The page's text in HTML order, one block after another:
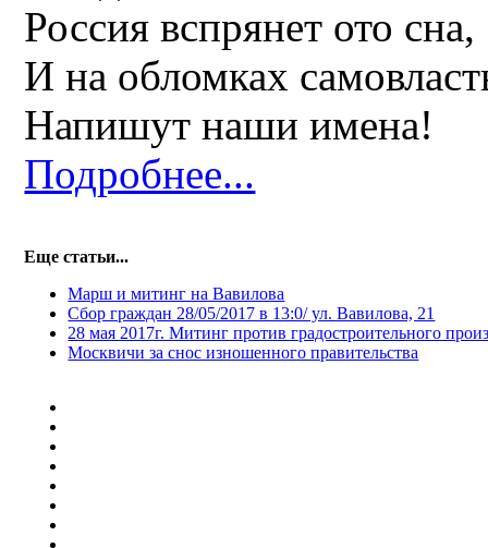
Россия вспрянет ото сна,
И на обломках
Напишут наши имена!
Подробнее...
Еще статьи...
Марш и митинг на Вавилова
Сбор граждан 28/05/2017 в 13:0/ ул. Вавилова, 21
28 мая 2017г. Митинг против градостроительного
Москвичи за снос изношенного правительства